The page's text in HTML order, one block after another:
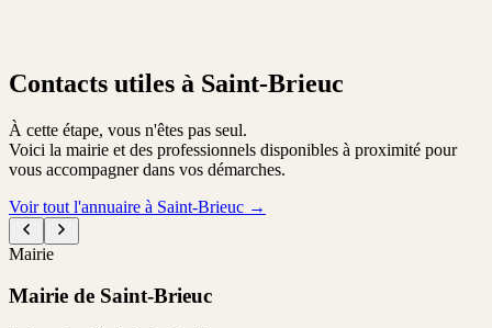
Contacts utiles à Saint-Brieuc
À cette étape, vous n'êtes pas seul.
Voici la mairie et des professionnels disponibles à proximité pour
vous accompagner dans vos démarches.
Voir tout l'annuaire à Saint-Brieuc →
Mairie
Mairie de Saint-Brieuc